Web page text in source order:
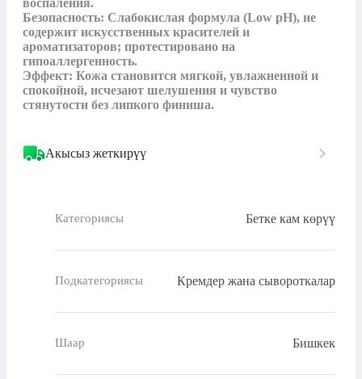
Безопасность: Слабокислая формула (Low pH), не
содержит искусственных красителей и
ароматизаторов; протестировано на
гипоаллергенность.
Эффект: Кожа становится мягкой, увлажненной и
спокойной, исчезают шелушения и чувство
стянутости без липкого финиша.
Акысыз жеткирүү
Категориясы Бетке кам көрүү
Подкатегориясы Кремдер жана сывороткалар
Шаар Бишкек